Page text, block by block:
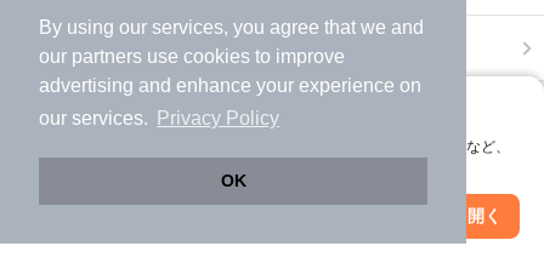
By using our services, you agree that we and
our partners use cookies to improve
advertising and enhance your experience on
our services.
Privacy Policy
OK
アプリに切り替えて、サクサクお部屋探し
会員登録なしですぐ使える。マップ検索やお気に入り保存など、
アプリを開く
長崎県で外壁塗装の業者を探す
絞り込み条件を変更
おうち時間を豊かにするヒント
賃貸で事故物件を見分ける方法は？不動産屋が
語る事故物件を掴まないコツ
2024年07月28日